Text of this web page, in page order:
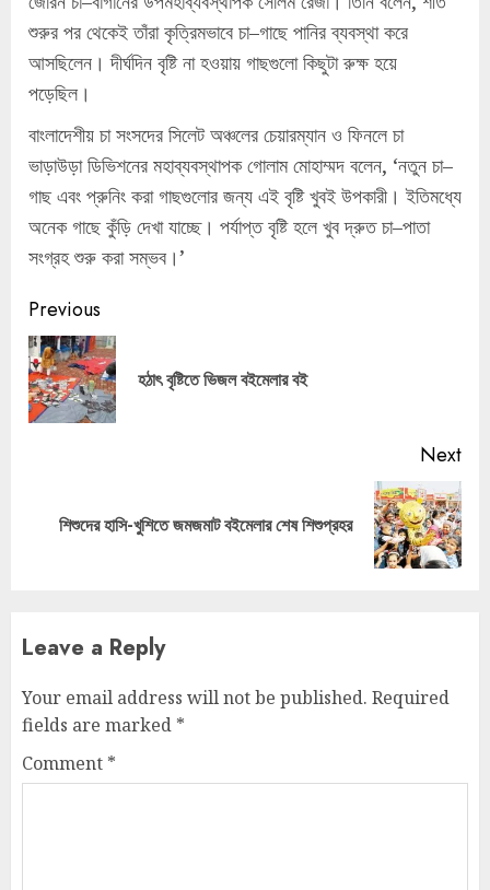
শুরুর পর থেকেই তাঁরা কৃত্রিমভাবে চা–গাছে পানির ব্যবস্থা করে
আসছিলেন। দীর্ঘদিন বৃষ্টি না হওয়ায় গাছগুলো কিছুটা রুক্ষ হয়ে
পড়েছিল।
বাংলাদেশীয় চা সংসদের সিলেট অঞ্চলের চেয়ারম্যান ও ফিনলে চা
ভাড়াউড়া ডিভিশনের মহাব্যবস্থাপক গোলাম মোহাম্মদ বলেন, ‘নতুন চা–
গাছ এবং প্রুনিং করা গাছগুলোর জন্য এই বৃষ্টি খুবই উপকারী। ইতিমধ্যে
অনেক গাছে কুঁড়ি দেখা যাচ্ছে। পর্যাপ্ত বৃষ্টি হলে খুব দ্রুত চা–পাতা
সংগ্রহ শুরু করা সম্ভব।’
Continue
Reading
Previous
হঠাৎ বৃষ্টিতে ভিজল বইমেলার বই
Next
Nextশিশুদের হাসি-খুশিতে জমজমাট বইমেলার শেষ শিশুপ্রহর
Leave a Reply
Your email address will not be published. Required
fields are marked *
Comment *